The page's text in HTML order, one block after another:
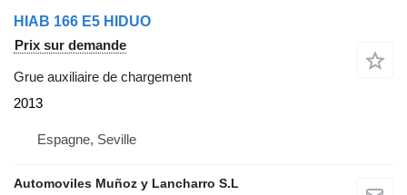
HIAB 166 E5 HIDUO
Prix sur demande
Grue auxiliaire de chargement
2013
Espagne, Seville
Automoviles Muñoz y Lancharro S.L